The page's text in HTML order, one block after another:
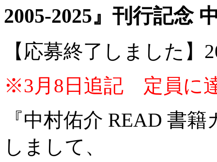
2005-2025』刊行記念
【応募終了しました】
※3月8日追記 定員に
『中村佑介 READ 書
しまして、